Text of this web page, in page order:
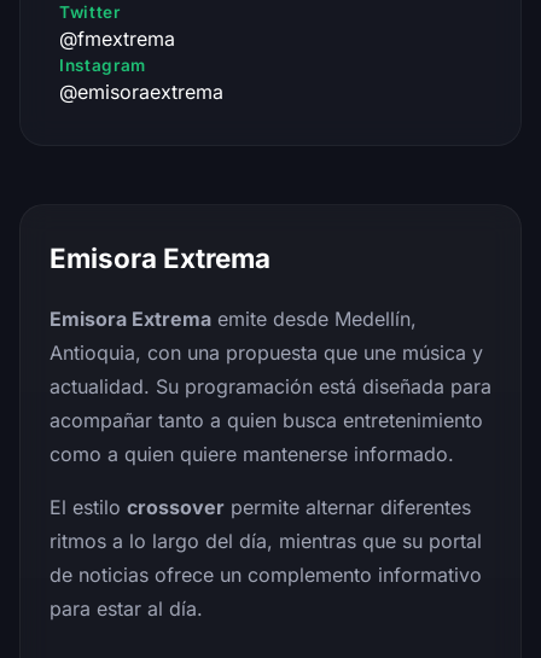
Twitter
@fmextrema
Instagram
@emisoraextrema
Emisora Extrema
Emisora Extrema emite desde Medellín,
Antioquia, con una propuesta que une música y
actualidad. Su programación está diseñada para
acompañar tanto a quien busca entretenimiento
como a quien quiere mantenerse informado.
El estilo crossover permite alternar diferentes
ritmos a lo largo del día, mientras que su portal
de noticias ofrece un complemento informativo
para estar al día.